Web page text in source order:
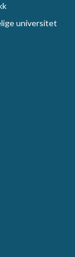
universitet